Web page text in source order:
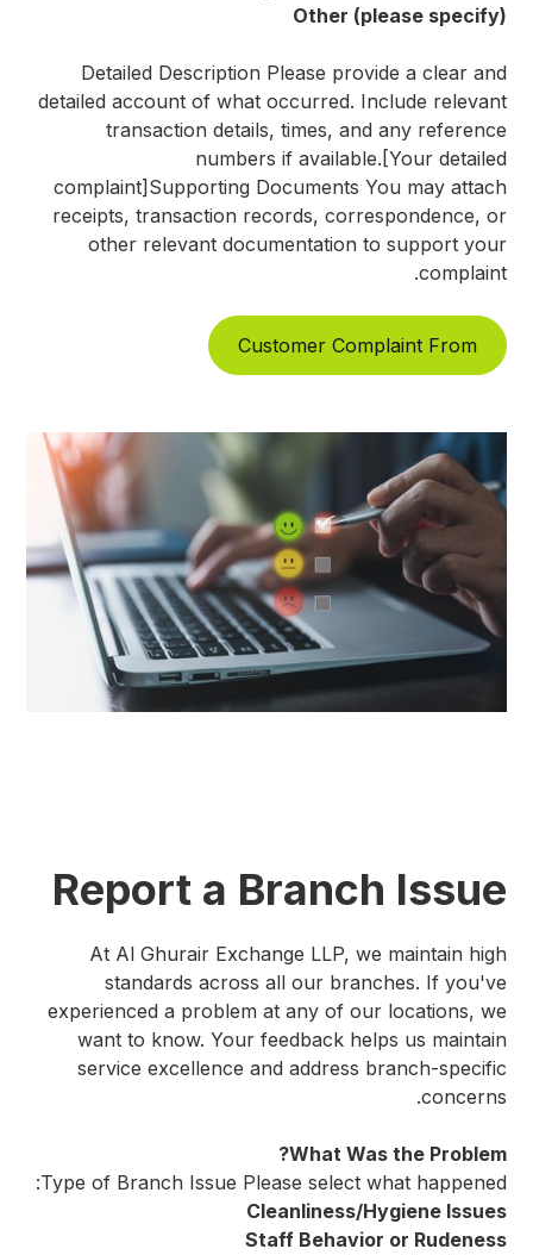
Other (please specify)
Detailed Description Please provide a clear and
detailed account of what occurred. Include relevant
transaction details, times, and any reference
numbers if available.[Your detailed
complaint]Supporting Documents You may attach
receipts, transaction records, correspondence, or
other relevant documentation to support your
complaint.
Customer Complaint From
Report a Branch Issue
At Al Ghurair Exchange LLP, we maintain high
standards across all our branches. If you've
experienced a problem at any of our locations, we
want to know. Your feedback helps us maintain
service excellence and address branch-specific
concerns.
What Was the Problem?
Type of Branch Issue Please select what happened:
Cleanliness/Hygiene Issues
Staff Behavior or Rudeness